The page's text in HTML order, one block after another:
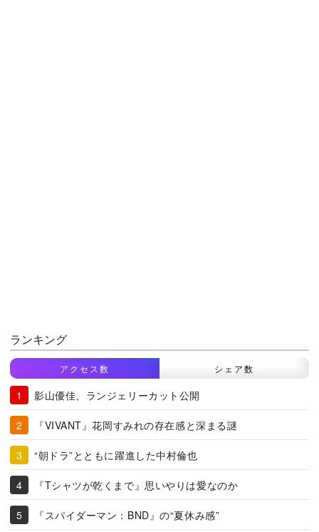
ランキング
アクセス数 シェア数
影山優佳、ランジェリーカット公開
『VIVANT』花岡すみれの存在感と深まる謎
“朝ドラ”とともに躍進した中村倫也
『Tシャツが乾くまで』思いやりは愛なのか
『スパイダーマン：BND』の“夏休み感”